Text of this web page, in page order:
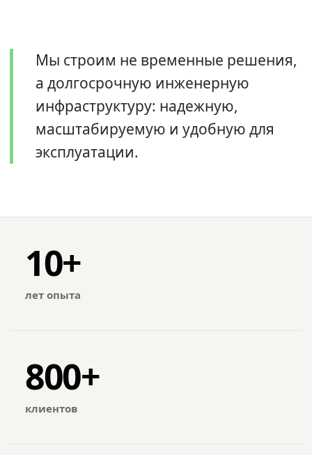
Мы строим не временные решения,
а долгосрочную инженерную
инфраструктуру: надежную,
масштабируемую и удобную для
эксплуатации.
10+
лет опыта
800+
клиентов